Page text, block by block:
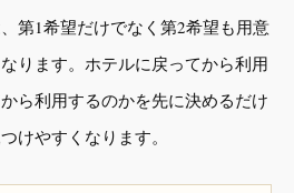
第1希望だけでなく第2希望も用意
ります。ホテルに戻ってから利用
ら利用するのかを先に決めるだけ
けやすくなります。